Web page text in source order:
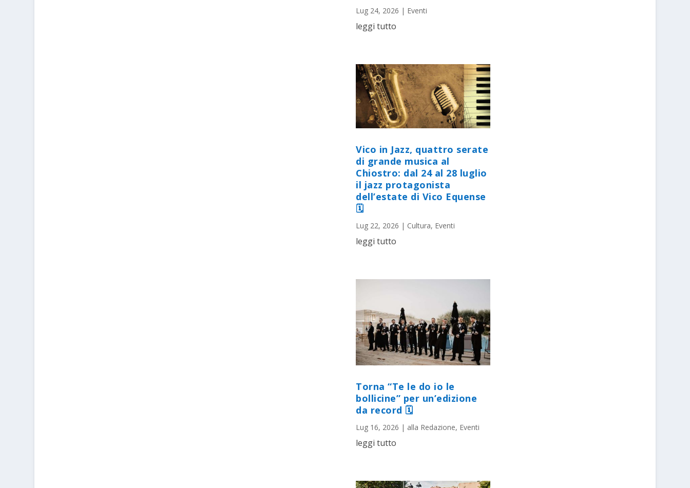
Lug 24, 2026 | Eventi
leggi tutto
Vico in Jazz, quattro serate
di grande musica al
Chiostro: dal 24 al 28 luglio
il jazz protagonista
dell’estate di Vico Equense
🗓
Lug 22, 2026 | Cultura, Eventi
leggi tutto
Torna “Te le do io le
bollicine” per un’edizione
da record 🗓
Lug 16, 2026 | alla Redazione, Eventi
leggi tutto